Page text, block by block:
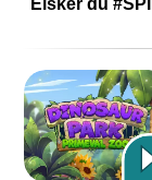
Elsker du